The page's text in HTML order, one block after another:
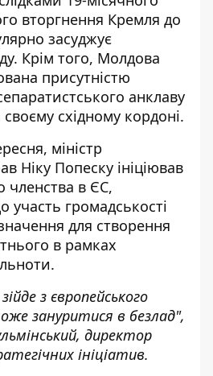
вторгнення Кремля до
засуджує
Крім того, Молдова
присутністю
анклаву
східному кордоні.
міністр
Ніку Попеску ініціював
членства в ЄС,
участь громадськості
для створення
в рамках
з європейського
зануритися в безлад",
директор
ініціатив.